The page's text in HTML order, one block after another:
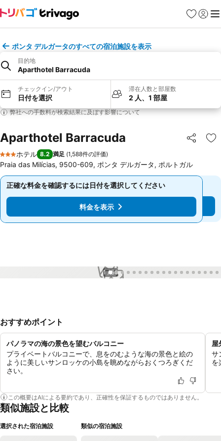
お気に入り
ログイ
メ
ポンタ デルガータのすべての宿泊施設を表示
目的地
Aparthotel Barracuda
チェックイン/アウト
日付を選択
滞在人数と部屋数
2 人、1 部屋
弊社への手数料が検索結果に及ぼす影響について
Aparthotel Barracuda シェア
お
3 ホテルのランク
ホテル 8.2 満足 (1,588件の評価)
Praia das Milícias, 9500-609, ポンタ デルガータ, ポルトガル
正確な料金を確認するには日付を選択してください
料金を表示
正確な料金を確認するには日付を選択してください
料金を表示
1 / 56
おすすめポイント
パノラマの海の景色を望むバルコニー
プライベートバルコニーで、息をのむような海の景色と絵の
ように美しいサンロッケの小島を眺めながらおくつろぎくだ
さい。
屋
サ
を
この概要はAIによる要約であり、正確性を保証するものではありません。
類似施設と比較
選択された宿泊施設 類似の宿泊施設